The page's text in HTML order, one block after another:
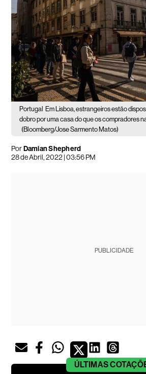
Portugal
Em Lisboa, estrangeiros estão
dobro por uma casa do que os compradores
(Bloomberg/Jose Sarmento Matos)
PorDamian Shepherd
28 de Abril, 2022 | 03:56 PM
PUBLICIDADE
ÚLTIMAS